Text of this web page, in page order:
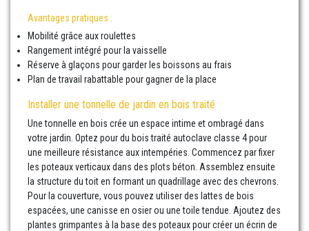
Avantages pratiques :
Mobilité grâce aux roulettes
Rangement intégré pour la vaisselle
Réserve à glaçons pour garder les boissons au frais
Plan de travail rabattable pour gagner de la place
Installer une tonnelle de jardin en bois traité
Une tonnelle en bois crée un espace intime et ombragé dans
votre jardin. Optez pour du bois traité autoclave classe 4 pour
une meilleure résistance aux intempéries. Commencez par fixer
les poteaux verticaux dans des plots béton. Assemblez ensuite
la structure du toit en formant un quadrillage avec des chevrons.
Pour la couverture, vous pouvez utiliser des lattes de bois
espacées, une canisse en osier ou une toile tendue. Ajoutez des
plantes grimpantes à la base des poteaux pour créer un écrin de